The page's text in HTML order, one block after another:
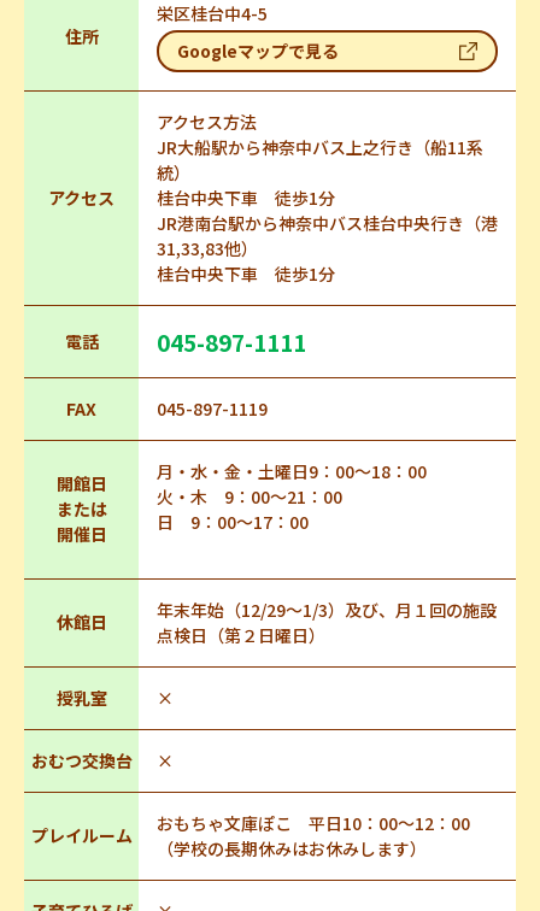
住所
栄区桂台中4-5
Googleマップで見る
アクセス
アクセス方法
JR大船駅から神奈中バス上之行き（船11系
統）
桂台中央下車 徒歩1分
JR港南台駅から神奈中バス桂台中央行き（港
31,33,83他）
桂台中央下車 徒歩1分
電話 045-897-1111
FAX 045-897-1119
開館日
または
開催日
月・水・金・土曜日9：00～18：00
火・木 9：00～21：00
日 9：00～17：00
休館日
年末年始（12/29～1/3）及び、月１回の施設
点検日（第２日曜日）
授乳室 ×
おむつ交換台 ×
プレイルーム
おもちゃ文庫ぽこ 平日10：00～12：00
（学校の長期休みはお休みします）